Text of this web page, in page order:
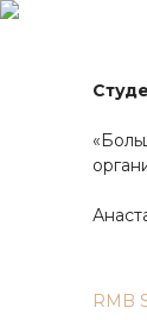
RMB